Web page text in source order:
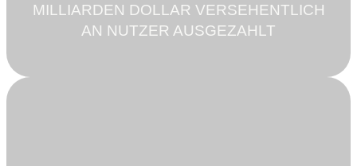
MILLIARDEN DOLLAR VERSEHENTLICH
AN NUTZER AUSGEZAHLT